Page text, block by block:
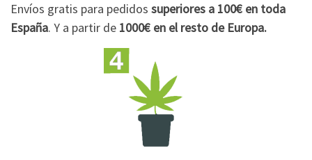
Envíos gratis para pedidos superiores a 100€ en toda
España. Y a partir de 1000€ en el resto de Europa.